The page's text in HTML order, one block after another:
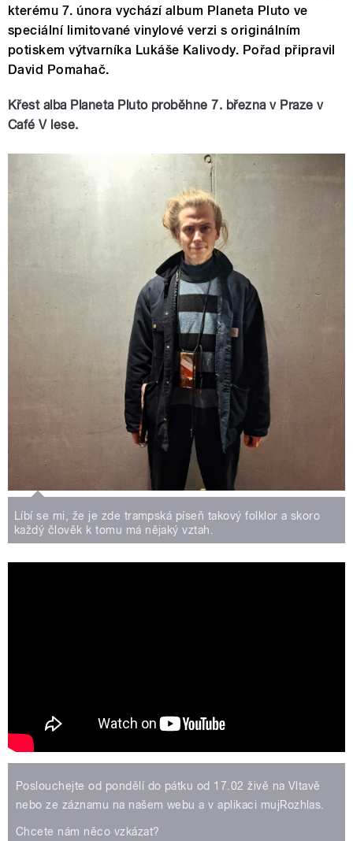
kterému 7. února vychází album Planeta Pluto ve
speciální limitované vinylové verzi s originálním
potiskem výtvarníka Lukáše Kalivody. Pořad připravil
David Pomahač.
Křest alba Planeta Pluto proběhne 7. března v Praze v
Café V lese.
Líbí se mi, že je zde trampská píseň takový folklor a skoro
každý člověk k tomu má nějaký vztah.
Poslouchejte od pondělí do pátku od 17.02 živě na Vltavě
nebo ze záznamu na našem webu a v aplikaci mujRozhlas.
Chcete nám něco vzkázat?